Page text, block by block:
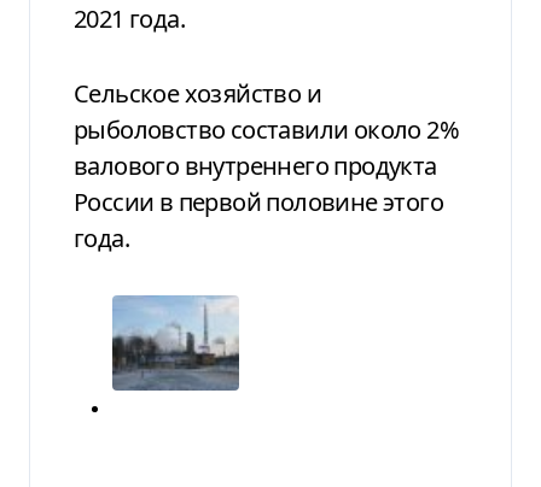
2021 года.
Сельское хозяйство и
рыболовство составили около 2%
валового внутреннего продукта
России в первой половине этого
года.